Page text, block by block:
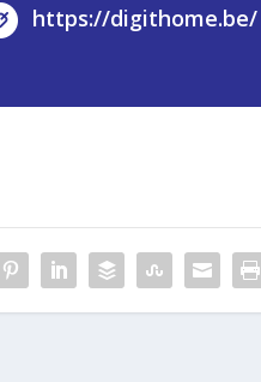
https://digithome.be/